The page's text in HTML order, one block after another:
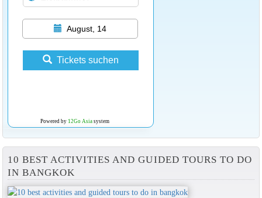
August, 14
Tickets suchen
Powered by 12Go Asiasystem
10 BEST ACTIVITIES AND GUIDED TOURS TO DO
IN BANGKOK